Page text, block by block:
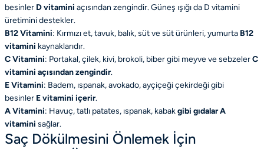
besinler D vitamini açısından zengindir. Güneş ışığı da D vitamini
üretimini destekler.
B12 Vitamini: Kırmızı et, tavuk, balık, süt ve süt ürünleri, yumurta B12
vitamini kaynaklarıdır.
C Vitamini: Portakal, çilek, kivi, brokoli, biber gibi meyve ve sebzelerC
vitamini açısından zengindir.
E Vitamini: Badem, ıspanak, avokado, ayçiçeği çekirdeği gibi
besinler E vitamini içerir.
A Vitamini: Havuç, tatlı patates, ıspanak, kabakgibi gıdalar A
vitamini sağlar.
Saç Dökülmesini Önlemek İçin